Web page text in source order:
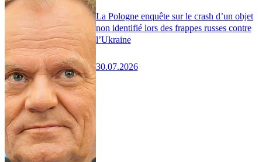
La Pologne enquête sur le crash d’un objet
non identifié lors des frappes russes contre
l’Ukraine
30.07.2026